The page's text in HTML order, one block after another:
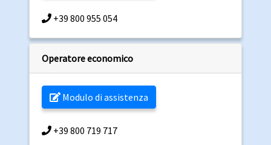
+39 800 955 054
Operatore economico
Modulo di assistenza
+39 800 719 717